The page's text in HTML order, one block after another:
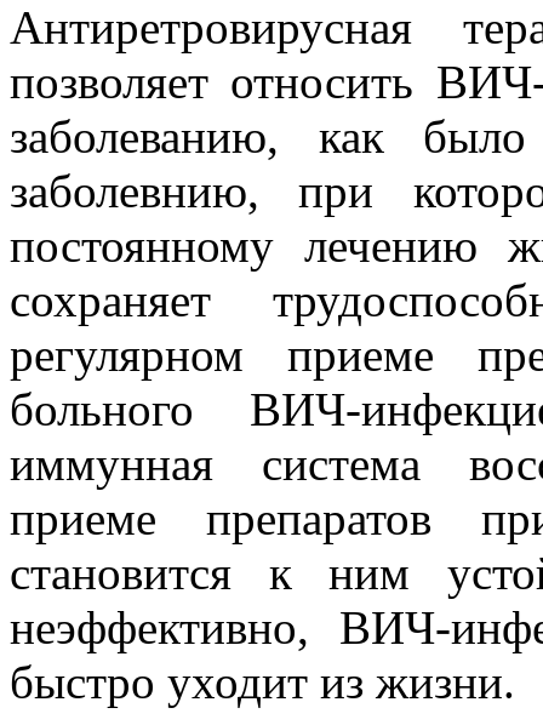
Антиретровирусная
позволяет относить
заболеванию, как
заболевнию, при
постоянному лечению
сохраняет
регулярном приеме
больного ВИЧ-
иммунная система
приеме препаратов
становится к ним
неэффективно, ВИЧ-
быстро уходит из жизни.